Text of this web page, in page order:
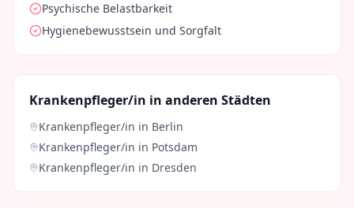
Psychische Belastbarkeit
Hygienebewusstsein und Sorgfalt
Krankenpfleger/in in anderen Städten
Krankenpfleger/in in Berlin
Krankenpfleger/in in Potsdam
Krankenpfleger/in in Dresden